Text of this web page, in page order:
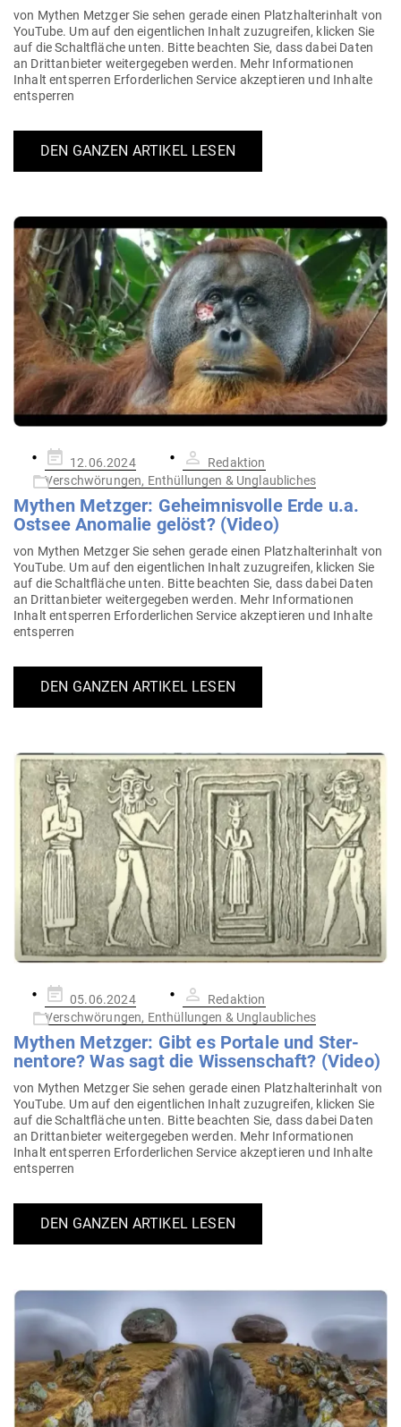
von Mythen Metzger Sie sehen gerade einen Platz­hal­ter­inhalt von
YouTube. Um auf den eigent­lichen Inhalt zuzu­greifen, klicken Sie
auf die Schalt­fläche unten. Bitte beachten Sie, dass dabei Daten
an Dritt­an­bieter wei­ter­ge­geben werden. Mehr Infor­ma­tionen
Inhalt ent­sperren Erfor­der­lichen Service akzep­tieren und Inhalte
entsperren
DEN GANZEN ARTIKEL LESEN
Gepostet
am
12.06.2024
Redaktion
Verschwörungen, Enthüllungen & Unglaubliches
Mythen Metzger: Geheim­nis­volle Erde u.a.
Ostsee Anomalie gelöst? (Video)
von Mythen Metzger Sie sehen gerade einen Platz­hal­ter­inhalt von
YouTube. Um auf den eigent­lichen Inhalt zuzu­greifen, klicken Sie
auf die Schalt­fläche unten. Bitte beachten Sie, dass dabei Daten
an Dritt­an­bieter wei­ter­ge­geben werden. Mehr Infor­ma­tionen
Inhalt ent­sperren Erfor­der­lichen Service akzep­tieren und Inhalte
entsperren
DEN GANZEN ARTIKEL LESEN
Gepostet
am
05.06.2024
Redaktion
Verschwörungen, Enthüllungen & Unglaubliches
Mythen Metzger: Gibt es Portale und Ster­
nentore? Was sagt die Wis­sen­schaft? (Video)
von Mythen Metzger Sie sehen gerade einen Platz­hal­ter­inhalt von
YouTube. Um auf den eigent­lichen Inhalt zuzu­greifen, klicken Sie
auf die Schalt­fläche unten. Bitte beachten Sie, dass dabei Daten
an Dritt­an­bieter wei­ter­ge­geben werden. Mehr Infor­ma­tionen
Inhalt ent­sperren Erfor­der­lichen Service akzep­tieren und Inhalte
entsperren
DEN GANZEN ARTIKEL LESEN